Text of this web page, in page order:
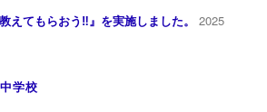
えてもらおう‼︎』を実施しました。
2025
学校